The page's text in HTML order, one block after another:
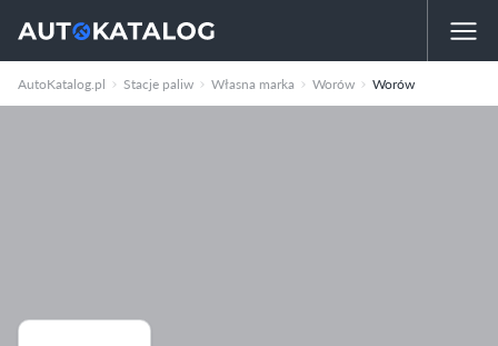
AutoKatalog.pl Stacje paliw Własna marka Worów Worów